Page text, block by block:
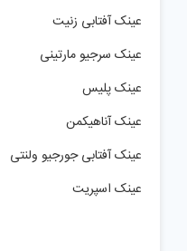
عینک آفتابی زنیت
عینک سرجیو مارتینی
عینک پلیس
عینک آناهیکمن
عینک آفتابی جورجیو ولنتی
عینک اسپریت